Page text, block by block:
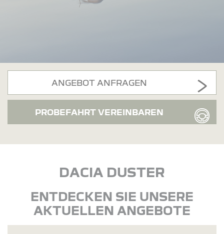
ANGEBOT ANFRAGEN
PROBEFAHRT VEREINBAREN
DACIA DUSTER
ENTDECKEN SIE UNSERE
AKTUELLEN ANGEBOTE